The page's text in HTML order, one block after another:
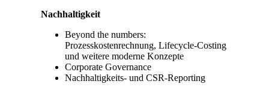
Nachhaltigkeit
Beyond the numbers:
Prozesskostenrechnung, Lifecycle-Costing
und weitere moderne Konzepte
Corporate Governance
Nachhaltigkeits- und CSR-Reporting